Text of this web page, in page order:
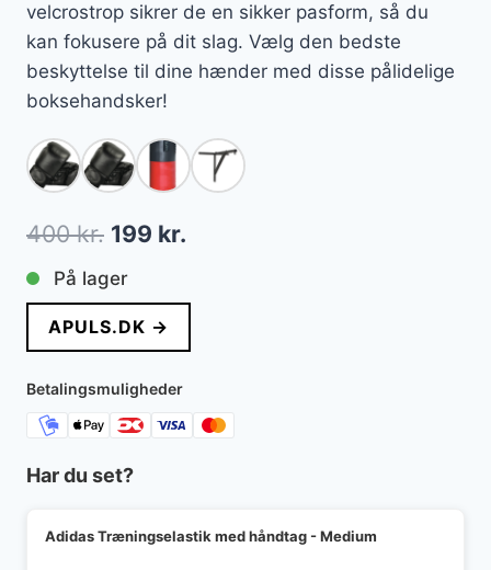
velcrostrop sikrer de en sikker pasform, så du
kan fokusere på dit slag. Vælg den bedste
beskyttelse til dine hænder med disse pålidelige
boksehandsker!
400kr. Den
oprindelige
pris
var:
400 kr..
199 kr.
pris
er:
På lager
APULS.DK →
Betalingsmuligheder
Har du set?
Adidas Træningselastik med håndtag - Medium